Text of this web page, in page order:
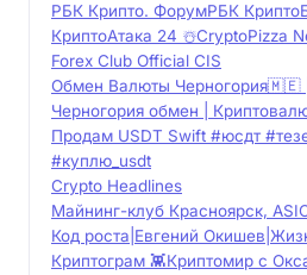
РБК Крипто. ФорумРБК Крипто
КриптоАтака 24 ☃️CryptoPizza
Forex Club Official CIS
Обмен Валюты Черногория🇲🇪
Черногория обмен |
Продам USDT Swift #юсдт
#куплю_usdt
Crypto Headlines
Майнинг-клуб Красноярск,
Код роста|Евгений
Криптограм 👾Криптомир с